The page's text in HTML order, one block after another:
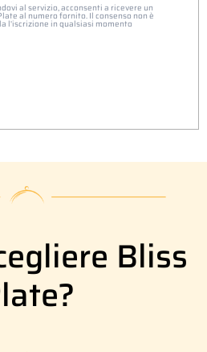
al servizio, acconsenti a ricevere un
al numero fornito. Il consenso non è
l'iscrizione in qualsiasi momento
Bliss